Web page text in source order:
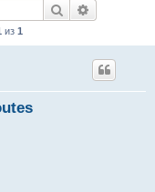
Поиск
из 1